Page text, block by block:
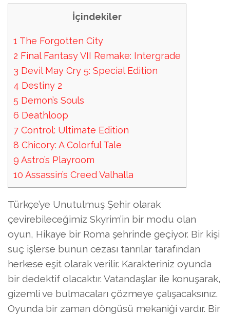
İçindekiler
1 The Forgotten City
2 Final Fantasy VII Remake: Intergrade
3 Devil May Cry 5: Special Edition
4 Destiny 2
5 Demon’s Souls
6 Deathloop
7 Control: Ultimate Edition
8 Chicory: A Colorful Tale
9 Astro’s Playroom
10 Assassin’s Creed Valhalla
Türkçe’ye Unutulmuş Şehir olarak
çevirebileceğimiz Skyrim’in bir modu olan
oyun, Hikaye bir Roma şehrinde geçiyor. Bir kişi
suç işlerse bunun cezası tanrılar tarafından
herkese eşit olarak verilir. Karakteriniz oyunda
bir dedektif olacaktır. Vatandaşlar ile konuşarak,
gizemli ve bulmacaları çözmeye çalışacaksınız.
Oyunda bir zaman döngüsü mekaniği vardır. Bir